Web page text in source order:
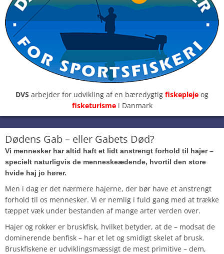
DVS arbejder for udvikling af en bæredygtig fiskepleje og
fisketurisme i Danmark
Dødens Gab – eller Gabets Død?
Vi mennesker har altid haft et lidt anstrengt forhold til hajer –
specielt naturligvis de menneskeædende, hvortil den store
hvide haj jo hører.
Men i dag er det nærmere hajerne, der bør have et anstrengt
forhold til os mennesker. Vi er nemlig i fuld gang med at trække
tæppet væk under bestanden af mange arter verden over.
Hajer og rokker er bruskfisk, hvilket betyder, at de – modsat de
dominerende benfisk – har et let og smidigt skelet af brusk.
Bruskfiskene er udviklingsmæssigt de mest primitive – dem,